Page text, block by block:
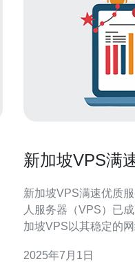
新加坡VPS满
新加坡VPS满速优质服务 在当今数字化时代，
人服务器（VPS）已
加坡VPS以其稳定的
有先进的基础设施和
2025年7月1日